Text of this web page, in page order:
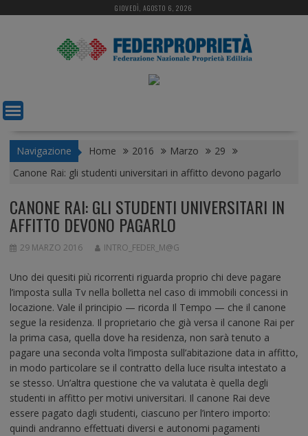
c
o
GIOVEDÌ, AGOSTO 6, 2026
Navigazione Home 2016 Marzo
29
Canone Rai: gli studenti universitari in affitto devono pagarlo
CANONE RAI: GLI STUDENTI UNIVERSITARI IN
AFFITTO DEVONO PAGARLO
29 MARZO 2016 INTRO_FEDER_M@G
Uno dei quesiti più ricorrenti riguarda proprio chi deve pagare
l’imposta sulla Tv nella bolletta nel caso di immobili concessi in
locazione. Vale il principio — ricorda Il Tempo — che il canone
segue la residenza. Il proprietario che già versa il canone Rai per
la prima casa, quella dove ha residenza, non sarà tenuto a
pagare una seconda volta l’imposta sull’abitazione data in affitto,
in modo particolare se il contratto della luce risulta intestato a
se stesso. Un’altra questione che va valutata è quella degli
studenti in affitto per motivi universitari. Il canone Rai deve
essere pagato dagli studenti, ciascuno per l’intero importo:
quindi andranno effettuati diversi e autonomi pagamenti